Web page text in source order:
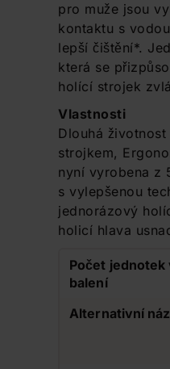
pro muže jsou
kontaktu s
lepší čištění*.
která se
holící strojek
Vlastnosti
Dlouhá
strojkem,
nyní vyrobena z
s vylepšenou
jednorázový
holicí hlava
Počet jednotek
balení
Alternativní